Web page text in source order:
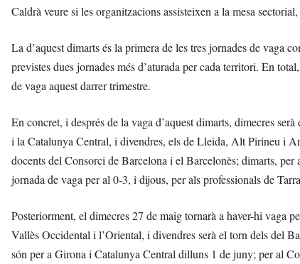
Caldrà veure si les organitzacions assisteixen a la mesa
La d’aquest dimarts és la primera de les tres jornades de vaga
previstes dues jornades més d’aturada per cada territori. En
de vaga aquest darrer trimestre.
En concret, i després de la vaga d’aquest dimarts, dimecres
i la Catalunya Central, i divendres, els de Lleida, Alt Pirineu i
docents del Consorci de Barcelona i el Barcelonès; dimarts,
jornada de vaga per al 0-3, i dijous, per als professionals de
Posteriorment, el dimecres 27 de maig tornarà a haver-hi vaga
Vallès Occidental i l’Oriental, i divendres serà el torn dels del
són per a Girona i Catalunya Central dilluns 1 de juny; per al